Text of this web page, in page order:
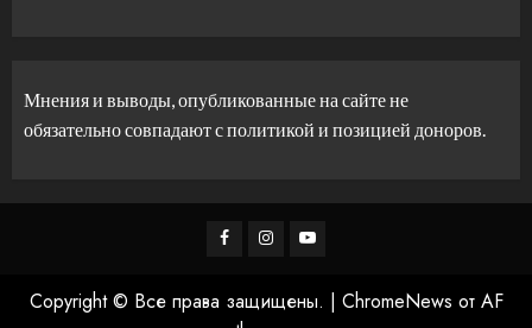
Мнения и выводы, опубликованные на сайте не
обязательно совпадают с политикой и позицией доноров.
Facebook
Instagram
Youtube
Copyright © Все права защищены. | ChromeNews от AF